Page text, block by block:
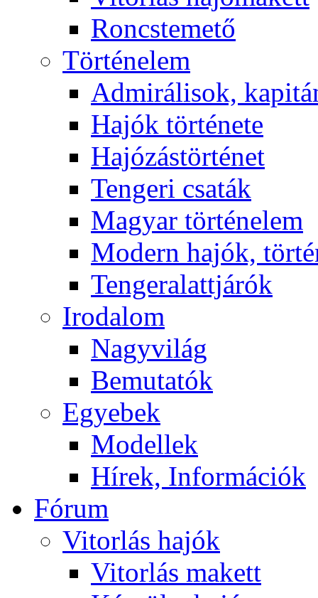
Roncstemető
Történelem
Admirálisok,
Hajók története
Hajózástörténet
Tengeri csaták
Magyar történelem
Modern hajók,
Tengeralattjárók
Irodalom
Nagyvilág
Bemutatók
Egyebek
Modellek
Hírek, Információk
Fórum
Vitorlás hajók
Vitorlás makett